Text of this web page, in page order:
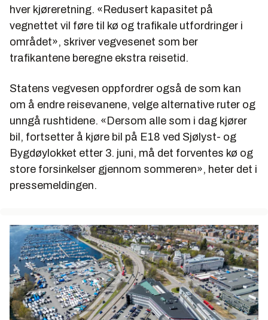
hver kjøreretning. «Redusert kapasitet på
vegnettet vil føre til kø og trafikale utfordringer i
området», skriver vegvesenet som ber
trafikantene beregne ekstra reisetid.
Statens vegvesen oppfordrer også de som kan
om å endre reisevanene, velge alternative ruter og
unngå rushtidene. «Dersom alle som i dag kjører
bil, fortsetter å kjøre bil på E18 ved Sjølyst- og
Bygdøylokket etter 3. juni, må det forventes kø og
store forsinkelser gjennom sommeren», heter det i
pressemeldingen.